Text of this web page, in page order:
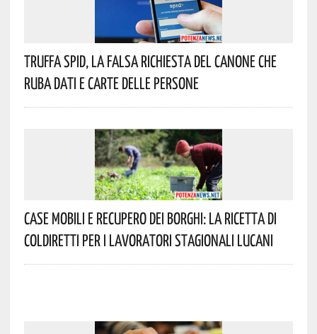
Truffa Spid, La Falsa Richiesta Del Canone Che
Ruba Dati E Carte Delle Persone
Case Mobili E Recupero Dei Borghi: La Ricetta Di
Coldiretti Per I Lavoratori Stagionali Lucani